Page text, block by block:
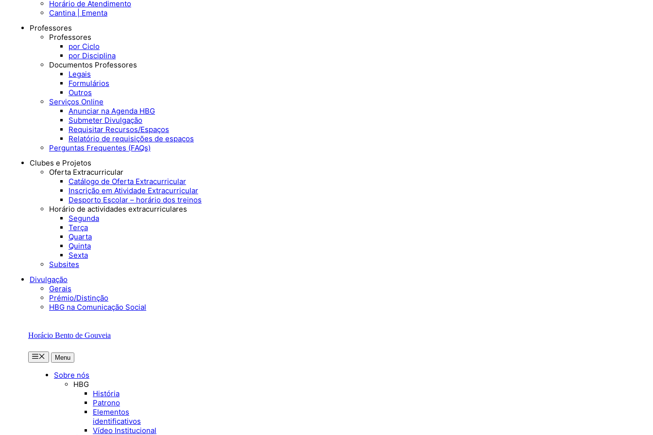
Horário de Atendimento
Cantina | Ementa
Professores
Professores
por Ciclo
por Disciplina
Documentos Professores
Legais
Formulários
Outros
Serviços Online
Anunciar na Agenda HBG
Submeter Divulgação
Requisitar Recursos/Espaços
Relatório de requisições de espaços
Perguntas Frequentes (FAQs)
Clubes e Projetos
Oferta Extracurricular
Catálogo de Oferta Extracurricular
Inscrição em Atividade Extracurricular
Desporto Escolar – horário dos treinos
Horário de actividades extracurriculares
Segunda
Terça
Quarta
Quinta
Sexta
Subsites
Divulgação
Gerais
Prémio/Distinção
HBG na Comunicação Social
Horácio Bento de Gouveia
MenuMenu
Sobre nós
HBG
História
Patrono
Elementos
identificativos
Vídeo Institucional